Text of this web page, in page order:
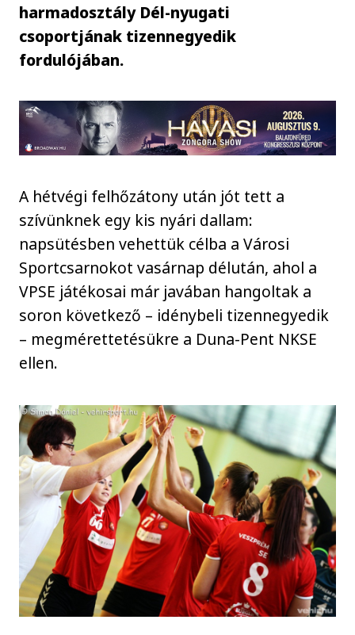
harmadosztály Dél-nyugati
csoportjának tizennegyedik
fordulójában.
A hétvégi felhőzátony után jót tett a
szívünknek egy kis nyári dallam:
napsütésben vehettük célba a Városi
Sportcsarnokot vasárnap délután, ahol a
VPSE játékosai már javában hangoltak a
soron következő – idénybeli tizennegyedik
– megmérettetésükre a Duna-Pent NKSE
ellen.